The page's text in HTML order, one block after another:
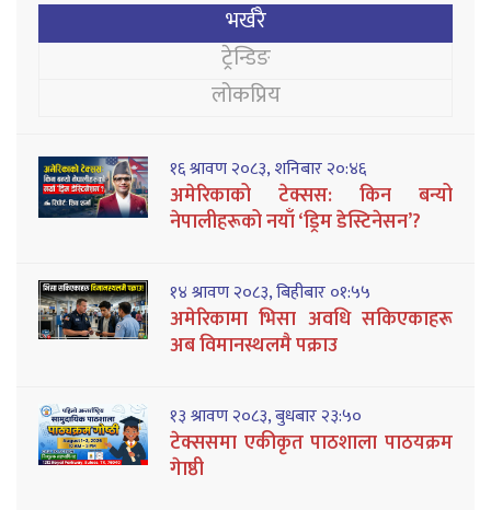
भर्खरै
ट्रेन्डिङ
लोकप्रिय
१६ श्रावण २०८३, शनिबार २०:४६
अमेरिकाको टेक्सस: किन बन्यो
नेपालीहरूको नयाँ ‘ड्रिम डेस्टिनेसन’?
१४ श्रावण २०८३, बिहीबार ०१:५५
अमेरिकामा भिसा अवधि सकिएकाहरू
अब विमानस्थलमै पक्राउ
१३ श्रावण २०८३, बुधबार २३:५०
टेक्ससमा एकीकृत पाठशाला पाठयक्रम
गेाष्ठी